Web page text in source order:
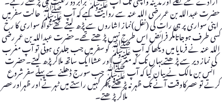
حضرت عبداللہ بن عمررضی اللہ عنہ سے روایت ہے کہ آپ ﷺ حالت سفر میں
اپنی سواری پر ہی رات کی (نفل)نماز اشاروں سے پڑھ لیتے تھے خواہ سواری کا رخ
کسی طرف ہوجاتامگر فرائض اس طرح نہیں پڑھتے تھے۔حضرت عبداللہ بن عمر رضی
اللہ عنہ نے فرمایا میں دیکھا کہ آپ ﷺ کو سفر میں جب جلدی ہوتی تو آپ مغرب
کی نماز دیر سے پڑھتے یہاں تک کہ مغرب اور عشاایک ساتھ ملاکر پڑھ لیتے۔حضرت
انس بن مالک نے بیان کیا کہ آپ ﷺ جب سورج ڈھلنے سے پہلے سفر شروع
کرتے تو عصرکاوقت آنے تک ظہر نہ پڑھتے پھر کہیں راستے میں ٹہرتے اور ظہراورعصر
ملاکر پڑھتے۔